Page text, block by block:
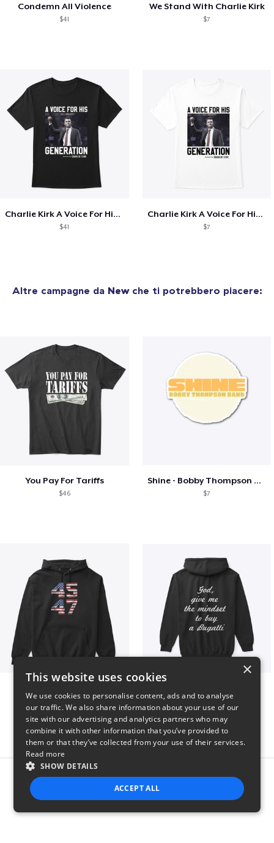
Condemn All Violence
$41
We Stand With Charlie Kirk
$7
Charlie Kirk A Voice For His Generation
$41
Charlie Kirk A Voice For His Generation
$7
Altre campagne da Newche ti potrebbero piacere:
You Pay For Tariffs
$46
Shine - Bobby Thompson Band Merch
$7
$40 $51
Report this product
×
This website uses cookies
We use cookies to personalise content, ads and to analyse
our traffic. We also share information about your use of our
site with our advertising and analytics partners who may
combine it with other information that you’ve provided to
them or that they’ve collected from your use of their services.
Read more
SHOW DETAILS
ACCEPT ALL
STRICTLY NECESSARY PERFORMANCE